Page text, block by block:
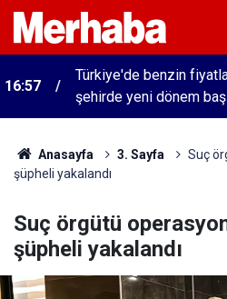
16:57
Türkiye'de benzin
şehirde yeni dönem
Anasayfa 3. Sayfa
Suç
şüpheli yakalandı
Suç örgütü
şüpheli yakalandı